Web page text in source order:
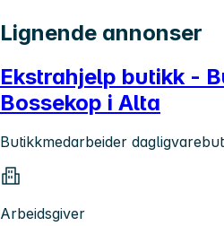
Lignende annonser
Ekstrahjelp butikk -
Bossekop i Alta
Butikkmedarbeider
Arbeidsgiver